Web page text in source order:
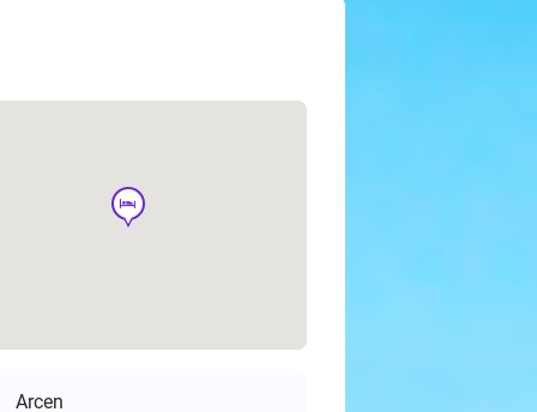
hotel
Arcen